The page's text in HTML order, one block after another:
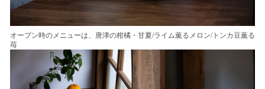
オープン時のメニューは、唐津の柑橘・甘夏/ライム薫るメロン/トンカ豆薫る
苺